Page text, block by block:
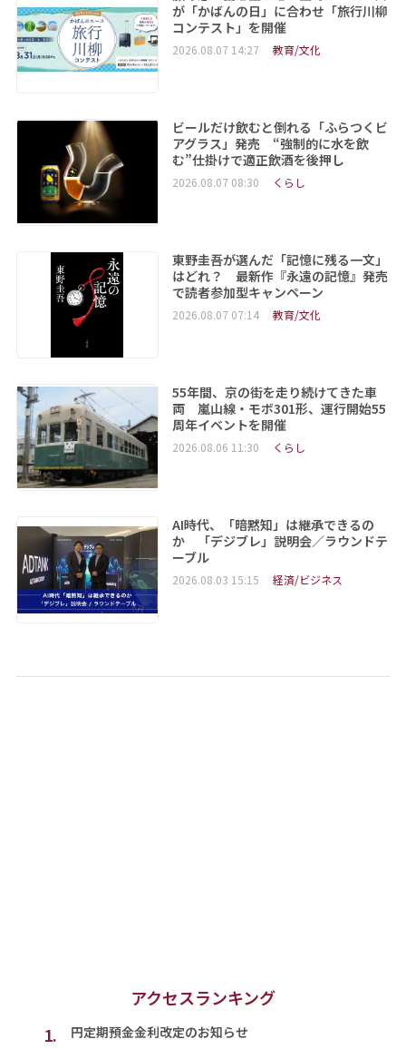
が「かばんの日」に合わせ「旅行川柳
コンテスト」を開催
2026.08.07 14:27 教育/文化
ビールだけ飲むと倒れる「ふらつくビ
アグラス」発売 “強制的に水を飲
む”仕掛けで適正飲酒を後押し
2026.08.07 08:30 くらし
東野圭吾が選んだ「記憶に残る一文」
はどれ？ 最新作『永遠の記憶』発売
で読者参加型キャンペーン
2026.08.07 07:14 教育/文化
55年間、京の街を走り続けてきた車
両 嵐山線・モボ301形、運行開始55
周年イベントを開催
2026.08.06 11:30 くらし
AI時代、「暗黙知」は継承できるの
か 「デジブレ」説明会／ラウンドテ
ーブル
2026.08.03 15:15 経済/ビジネス
アクセスランキング
1.
円定期預金金利改定のお知らせ